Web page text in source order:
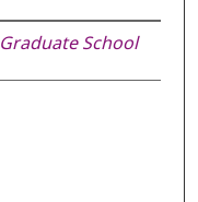
Graduate School